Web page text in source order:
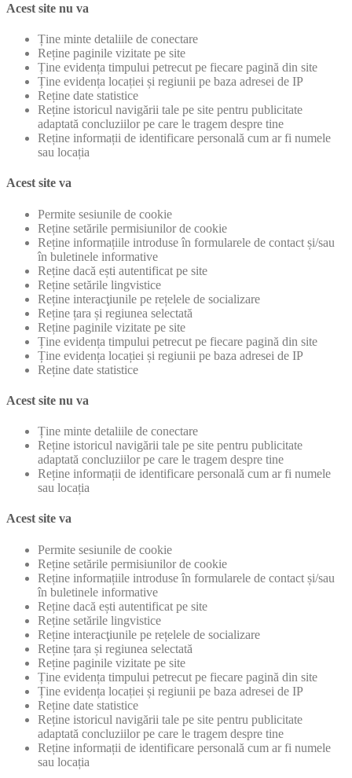
Acest site nu va
Ține minte detaliile de conectare
Reține paginile vizitate pe site
Ține evidența timpului petrecut pe fiecare pagină din site
Ține evidența locației și regiunii pe baza adresei de IP
Reține date statistice
Reține istoricul navigării tale pe site pentru publicitate
adaptată concluziilor pe care le tragem despre tine
Reține informații de identificare personală cum ar fi numele
sau locația
Acest site va
Permite sesiunile de cookie
Reține setările permisiunilor de cookie
Reține informațiile introduse în formularele de contact și/sau
în buletinele informative
Reține dacă ești autentificat pe site
Reține setările lingvistice
Reține interacţiunile pe rețelele de socializare
Reține țara și regiunea selectată
Reține paginile vizitate pe site
Ține evidența timpului petrecut pe fiecare pagină din site
Ține evidența locației și regiunii pe baza adresei de IP
Reține date statistice
Acest site nu va
Ține minte detaliile de conectare
Reține istoricul navigării tale pe site pentru publicitate
adaptată concluziilor pe care le tragem despre tine
Reține informații de identificare personală cum ar fi numele
sau locația
Acest site va
Permite sesiunile de cookie
Reține setările permisiunilor de cookie
Reține informațiile introduse în formularele de contact și/sau
în buletinele informative
Reține dacă ești autentificat pe site
Reține setările lingvistice
Reține interacţiunile pe rețelele de socializare
Reține țara și regiunea selectată
Reține paginile vizitate pe site
Ține evidența timpului petrecut pe fiecare pagină din site
Ține evidența locației și regiunii pe baza adresei de IP
Reține date statistice
Reține istoricul navigării tale pe site pentru publicitate
adaptată concluziilor pe care le tragem despre tine
Reține informații de identificare personală cum ar fi numele
sau locația